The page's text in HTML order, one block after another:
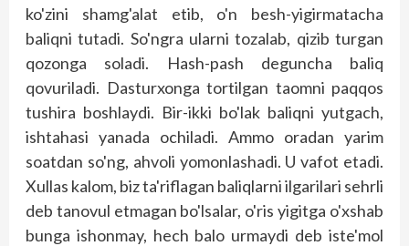
ko'zini shamg'alat etib, o'n besh-yigirmatacha
baliqni tutadi. So'ngra ularni tozalab, qizib turgan
qozonga soladi. Hash-pash deguncha baliq
qovuriladi. Dasturxonga tortilgan taom­­ni paqqos
tushira boshlaydi. Bir-ikki bo'lak baliqni yutgach,
ishtahasi yanada ochiladi. Ammo oradan yarim
soatdan so'ng, ahvoli yomonlashadi. U vafot etadi.
Xullas kalom, biz ta'riflagan baliqlarni ilgarilari sehrli
deb tanovul etmagan bo'lsalar, o'ris yigitga o'xshab
bunga ishonmay, hech balo urmaydi deb iste'mol